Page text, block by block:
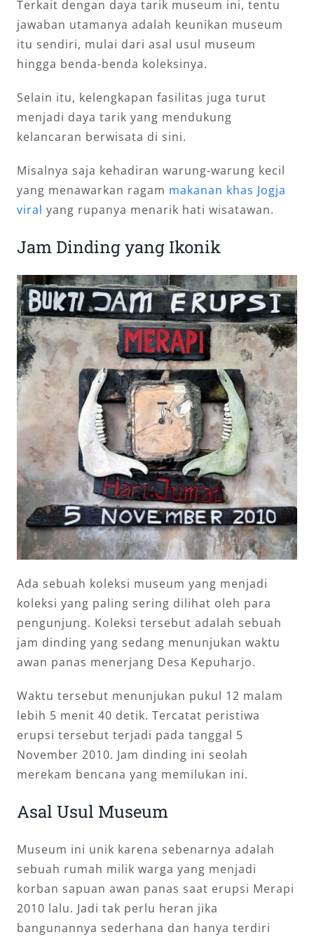
Terkait dengan daya tarik museum ini, tentu
jawaban utamanya adalah keunikan museum
itu sendiri, mulai dari asal usul museum
hingga benda-benda koleksinya.
Selain itu, kelengkapan fasilitas juga turut
menjadi daya tarik yang mendukung
kelancaran berwisata di sini.
Misalnya saja kehadiran warung-warung kecil
yang menawarkan ragam makanan khas Jogja
viral yang rupanya menarik hati wisatawan.
Jam Dinding yang Ikonik
Ada sebuah koleksi museum yang menjadi
koleksi yang paling sering dilihat oleh para
pengunjung. Koleksi tersebut adalah sebuah
jam dinding yang sedang menunjukan waktu
awan panas menerjang Desa Kepuharjo.
Waktu tersebut menunjukan pukul 12 malam
lebih 5 menit 40 detik. Tercatat peristiwa
erupsi tersebut terjadi pada tanggal 5
November 2010. Jam dinding ini seolah
merekam bencana yang memilukan ini.
Asal Usul Museum
Museum ini unik karena sebenarnya adalah
sebuah rumah milik warga yang menjadi
korban sapuan awan panas saat erupsi Merapi
2010 lalu. Jadi tak perlu heran jika
bangunannya sederhana dan hanya terdiri